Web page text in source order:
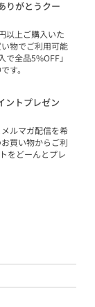
りがとうクー
以上ご購入いた
物でご利用可能
全品5%OFF」
す。
ントプレゼン
ルマガ配信を希
買い物からご利
をどーんとプレ